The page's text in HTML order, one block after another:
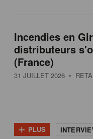
Incendies en
distributeurs
(France)
31 JUILLET 2026 •
+ PLUS